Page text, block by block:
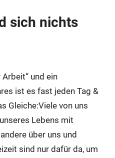
sich nichts
und ein
ist es fast jeden Tag &
Gleiche:Viele von uns
Lebens mit
über uns und
sind nur dafür da, um